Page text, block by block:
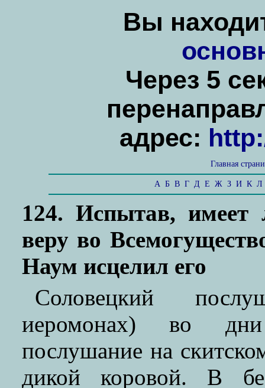
Вы
Через 5
адрес:
Главная
А Б В Г Д Е Ж З И К Л
124. Испытав, имеет
веру во
Наум исцелил его
Соловецкий
иеромонах) во дни
послушание на
дикой коровой. В